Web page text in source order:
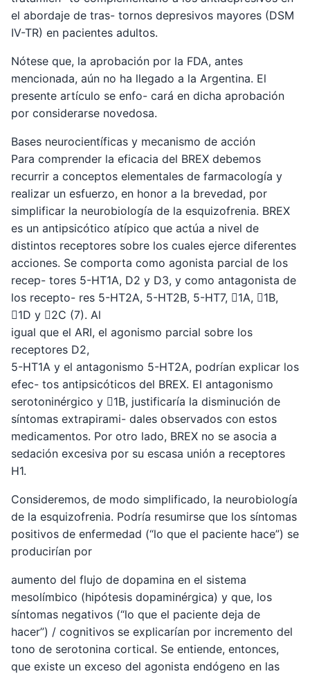
el abordaje de tras- tornos depresivos mayores (DSM
IV-TR) en pacientes adultos.
Nótese que, la aprobación por la FDA, antes
mencionada, aún no ha llegado a la Argentina. El
presente artículo se enfo- cará en dicha aprobación
por considerarse novedosa.
Bases neurocientíficas y mecanismo de acción
Para comprender la eficacia del BREX debemos
recurrir a conceptos elementales de farmacología y
realizar un esfuerzo, en honor a la brevedad, por
simplificar la neurobiología de la esquizofrenia. BREX
es un antipsicótico atípico que actúa a nivel de
distintos receptores sobre los cuales ejerce diferentes
acciones. Se comporta como agonista parcial de los
recep- tores 5-HT1A, D2 y D3, y como antagonista de
los recepto- res 5-HT2A, 5-HT2B, 5-HT7, 1A, 1B,
1D y 2C (7). Al
igual que el ARI, el agonismo parcial sobre los
receptores D2,
5-HT1A y el antagonismo 5-HT2A, podrían explicar los
efec- tos antipsicóticos del BREX. El antagonismo
serotoninérgico y 1B, justificaría la disminución de
síntomas extrapirami- dales observados con estos
medicamentos. Por otro lado, BREX no se asocia a
sedación excesiva por su escasa unión a receptores
H1.
Consideremos, de modo simplificado, la neurobiología
de la esquizofrenia. Podría resumirse que los síntomas
positivos de enfermedad (“lo que el paciente hace”) se
producirían por
aumento del flujo de dopamina en el sistema
mesolímbico (hipótesis dopaminérgica) y que, los
síntomas negativos (“lo que el paciente deja de
hacer”) / cognitivos se explicarían por incremento del
tono de serotonina cortical. Se entiende, entonces,
que existe un exceso del agonista endógeno en las